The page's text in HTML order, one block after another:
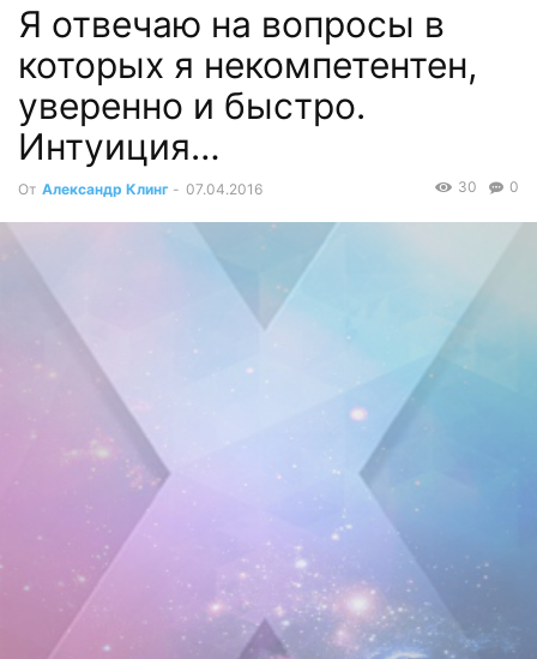
Я отвечаю на вопросы в
которых я некомпетентен,
уверенно и быстро.
Интуиция…
От Александр Клинг - 07.04.2016 0
30